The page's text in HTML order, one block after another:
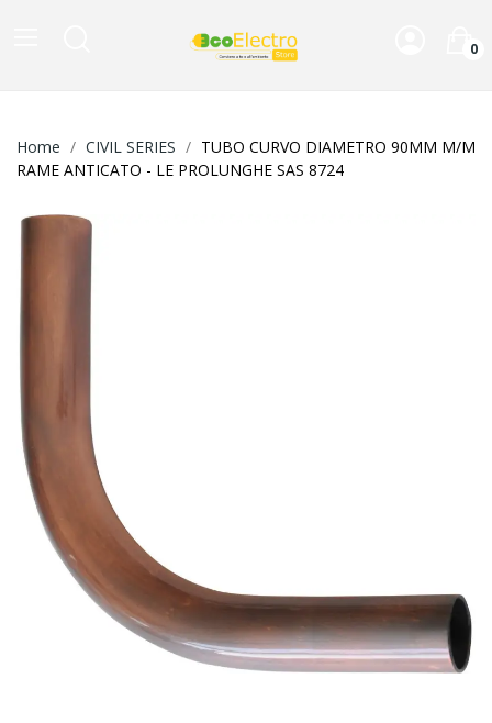
0
Home CIVIL SERIES
TUBO CURVO DIAMETRO 90MM M/M
RAME ANTICATO - LE PROLUNGHE SAS 8724